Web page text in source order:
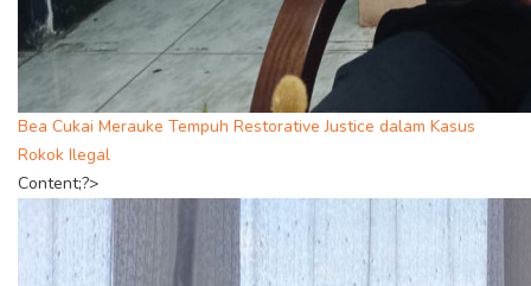
Bea Cukai Merauke Tempuh Restorative Justice dalam Kasus
Rokok Ilegal
Content;?>